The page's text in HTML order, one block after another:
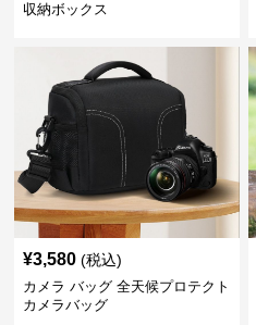
収納ボックス
¥3,580 (税込)
カメラ バッグ 全天候プロテクト
カメラバッグ